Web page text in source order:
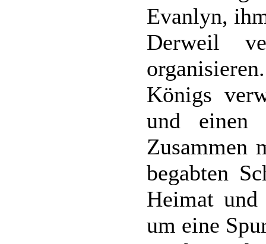
Evanlyn,
Derweil
Königs
und einen
Zusammen
begabten
Heimat
um eine